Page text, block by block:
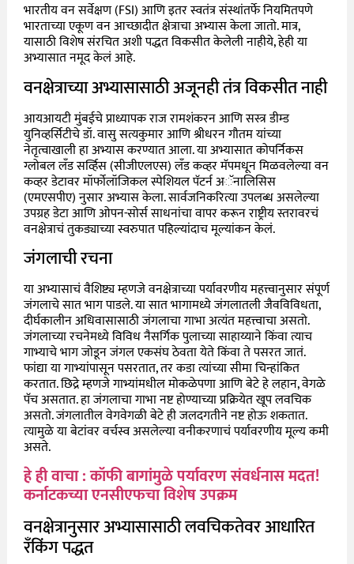
भारतीय वन सर्वेक्षण (FSI) आणि इतर स्वतंत्र संस्थांतर्फे नियमितपणे
भारताच्या एकूण वन आच्छादीत क्षेत्राचा अभ्यास केला जातो. मात्र,
यासाठी विशेष संरचित अशी पद्धत विकसीत केलेली नाहीये, हेही या
अभ्यासात नमूद केलं आहे.
वनक्षेत्राच्या अभ्यासासाठी अजूनही तंत्र विकसीत नाही
आयआयटी मुंबईचे प्राध्यापक राज रामशंकरन आणि सस्त्र डीम्ड
युनिव्हर्सिटीचे डॉ. वासु सत्यकुमार आणि श्रीधरन गौतम यांच्या
नेतृत्वाखाली हा अभ्यास करण्यात आला. या अभ्यासात कोपर्निकस
ग्लोबल लँड सर्व्हिस (सीजीएलएस) लँड कव्हर मॅपमधून मिळवलेल्या वन
कव्हर डेटावर मॉर्फोलॉजिकल स्पेशियल पॅटर्न अॅनालिसिस
(एमएसपीए) नुसार अभ्यास केला. सार्वजनिकरित्या उपलब्ध असलेल्या
उपग्रह डेटा आणि ओपन-सोर्स साधनांचा वापर करून राष्ट्रीय स्तरावरचं
वनक्षेत्राचं तुकड्याच्या स्वरुपात पहिल्यांदाच मूल्यांकन केलं.
जंगलाची रचना
या अभ्यासाचं वैशिष्ट्य म्हणजे वनक्षेत्राच्या पर्यावरणीय महत्त्वानुसार संपूर्ण
जंगलाचे सात भाग पाडले. या सात भागामध्ये जंगलातली जैवविविधता,
दीर्घकालीन अधिवासासाठी जंगलाचा गाभा अत्यंत महत्त्वाचा असतो.
जंगलाच्या रचनेमध्ये विविध नैसर्गिक पुलाच्या साहाय्याने किंवा त्याच
गाभ्याचे भाग जोडून जंगल एकसंघ ठेवता येते किंवा ते पसरत जातं.
फांद्या या गाभ्यांपासून पसरतात, तर कडा त्यांच्या सीमा चिन्हांकित
करतात. छिद्रे म्हणजे गाभ्यांमधील मोकळेपणा आणि बेटे हे लहान, वेगळे
पॅच असतात. हा जंगलाचा गाभा नष्ट होण्याच्या प्रक्रियेत खूप लवचिक
असतो. जंगलातील वेगवेगळी बेटे ही जलदगतीने नष्ट होऊ शकतात.
त्यामुळे या बेटांवर वर्चस्व असलेल्या वनीकरणाचं पर्यावरणीय मूल्य कमी
असते.
हे ही वाचा : कॉफी बागांमुळे पर्यावरण संवर्धनास मदत!
कर्नाटकच्या एनसीएफचा विशेष उपक्रम
वनक्षेत्रानुसार अभ्यासासाठी लवचिकतेवर आधारित
रँकिंग पद्धत